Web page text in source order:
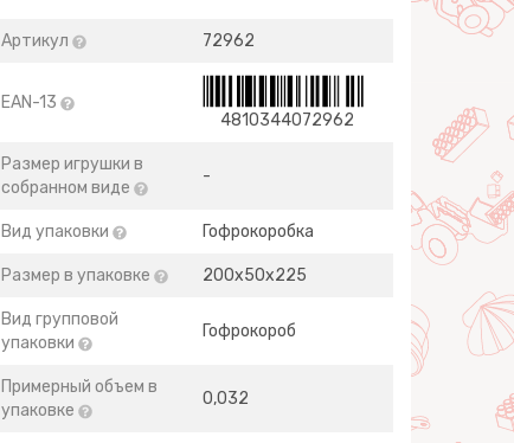
Артикул 72962
EAN-13
4810344072962
Размер игрушки в
собранном виде
-
Вид упаковки Гофрокоробка
Размер в упаковке 200х50х225
Вид групповой
упаковки
Гофрокороб
Примерный объем в
упаковке
0,032